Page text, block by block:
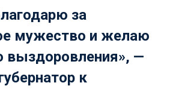
за
мужество и желаю
выздоровления», —
к